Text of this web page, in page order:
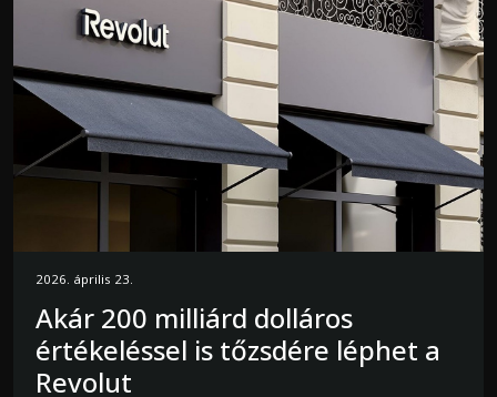
2026. április 23.
Akár 200 milliárd dolláros
értékeléssel is tőzsdére léphet a
Revolut